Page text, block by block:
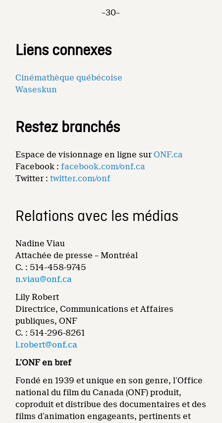
–30–
Liens connexes
Cinémathèque québécoise
Waseskun
Restez branchés
Espace de visionnage en ligne surONF.ca
Facebook : facebook.com/onf.ca
Twitter :twitter.com/onf
Relations avec les médias
Nadine Viau
Attachée de presse – Montréal
C. : 514-458-9745
n.viau@onf.ca
Lily Robert
Directrice, Communications et Affaires
publiques, ONF
C. : 514-296-8261
l.robert@onf.ca
L’ONF en bref
Fondé en 1939 et unique en son genre, l’Office
national du film du Canada (ONF) produit,
coproduit et distribue des documentaires et des
films d’animation engageants, pertinents et